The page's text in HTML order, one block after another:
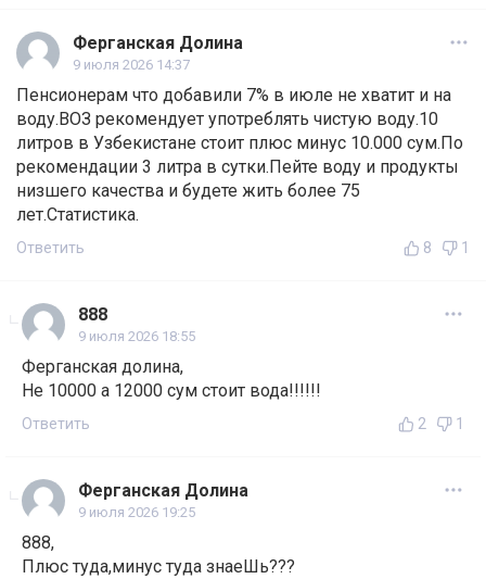
Ферганская Долина
9 июля 2026 14:37
Пенсионерам что добавили 7% в июле не хватит и на
воду.ВОЗ рекомендует употреблять чистую воду.10
литров в Узбекистане стоит плюс минус 10.000 сум.По
рекомендации 3 литра в сутки.Пейте воду и продукты
низшего качества и будете жить более 75
лет.Статистика.
Ответить 8 1
888
9 июля 2026 18:55
Ферганская долина,
Не 10000 а 12000 сум стоит вода!!!!!!
Ответить 2 1
Ферганская Долина
9 июля 2026 19:25
888,
Плюс туда,минус туда знаеШь???